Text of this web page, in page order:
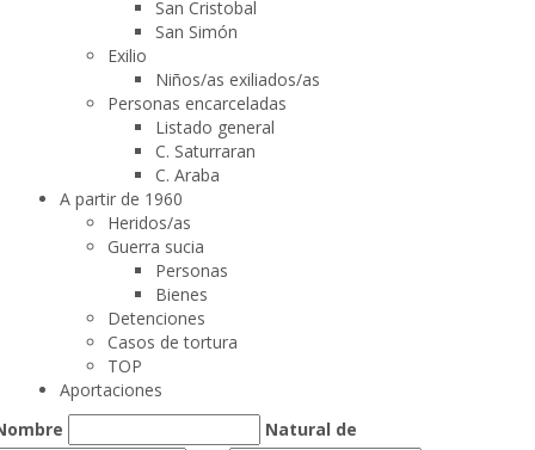
San Cristobal
San Simón
Exilio
Niños/as exiliados/as
Personas encarceladas
Listado general
C. Saturraran
C. Araba
A partir de 1960
Heridos/as
Guerra sucia
Personas
Bienes
Detenciones
Casos de tortura
TOP
Aportaciones
Natural de